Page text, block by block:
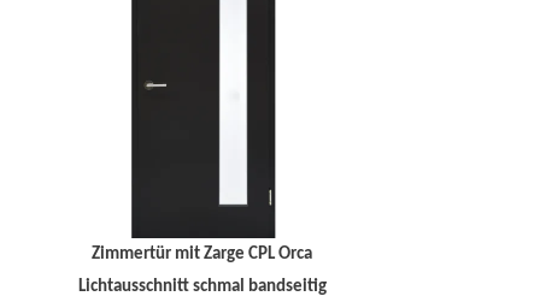
Zimmertür mit Zarge CPL Orca
Lichtausschnitt schmal bandseitig